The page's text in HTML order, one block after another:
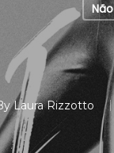
Laura Rizzotto